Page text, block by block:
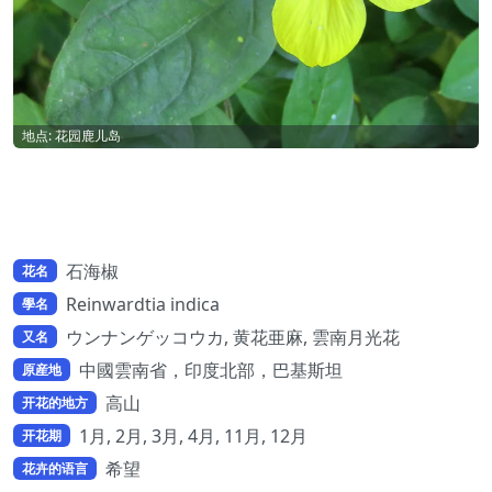
地点: 花园鹿儿岛
花名 石海椒
學名 Reinwardtia indica
又名 ウンナンゲッコウカ, 黄花亜麻, 雲南月光花
原産地 中國雲南省，印度北部，巴基斯坦
开花的地方 高山
开花期 1月, 2月, 3月, 4月, 11月, 12月
花卉的语言 希望